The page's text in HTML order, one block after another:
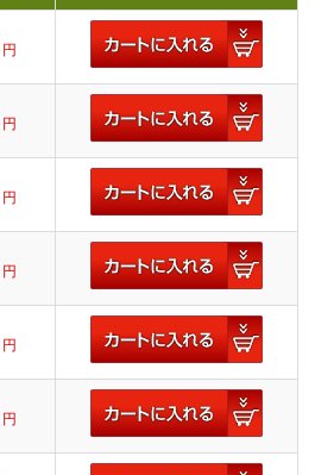
円
円
円
円
円
円